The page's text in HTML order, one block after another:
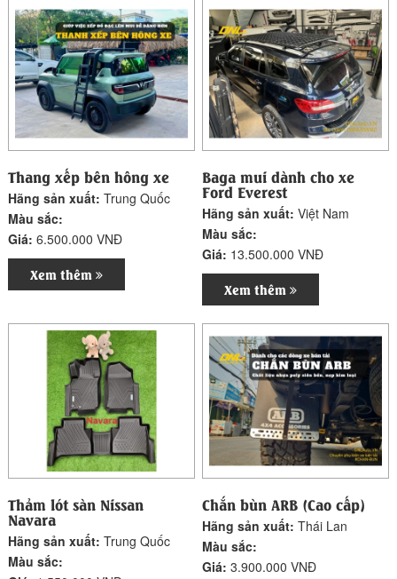
Thang xếp bên hông xe
Hãng sản xuất:Trung Quốc
Màu sắc:
Giá:6.500.000 VNĐ
Xem thêm
Baga mui dành cho xe
Ford Everest
Hãng sản xuất:Việt Nam
Màu sắc:
Giá: 13.500.000 VNĐ
Xem thêm
Thảm lót sàn Nissan
Navara
Hãng sản xuất:Trung Quốc
Màu sắc:
Chắn bùn ARB (Cao cấp)
Hãng sản xuất:Thái Lan
Màu sắc:
Giá:3.900.000 VNĐ